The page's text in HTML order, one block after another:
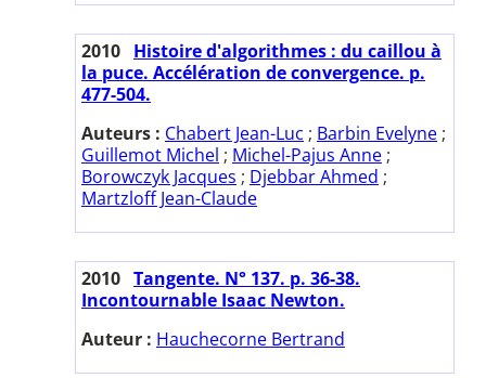
2010 Histoire d'algorithmes : du caillou à
la puce. Accélération de convergence. p.
477-504.
Auteurs : Chabert Jean-Luc ; Barbin Evelyne ;
Guillemot Michel ; Michel-Pajus Anne ;
Borowczyk Jacques ; Djebbar Ahmed ;
Martzloff Jean-Claude
2010 Tangente. N° 137. p. 36-38.
Incontournable Isaac Newton.
Auteur : Hauchecorne Bertrand